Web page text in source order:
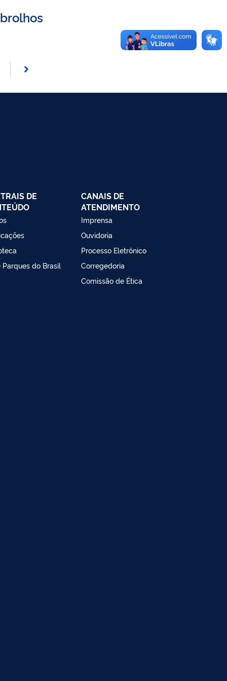
DE
Parques do Brasil
CANAIS DE
ATENDIMENTO
Imprensa
Ouvidoria
Processo Eletrônico
Corregedoria
Comissão de Ética